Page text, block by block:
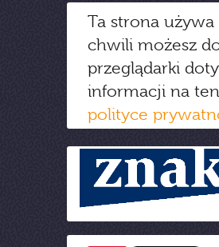
Ta strona
chwili możesz
przeglądarki
informacji na
polityce